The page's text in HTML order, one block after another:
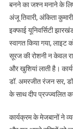
बनने का जश्न मनाने के
अंजू तिवारी, अंकिता
इक्फाई यूनिवर्सिटी
स्वागत किया गया, लाइट
सूरज की रोशनी न केवल
और खुशियां लाती है।
डॉ. अमरजीत रंजन सर, डॉ.
के साथ दीप
कार्यक्रम के मेजबानों ने